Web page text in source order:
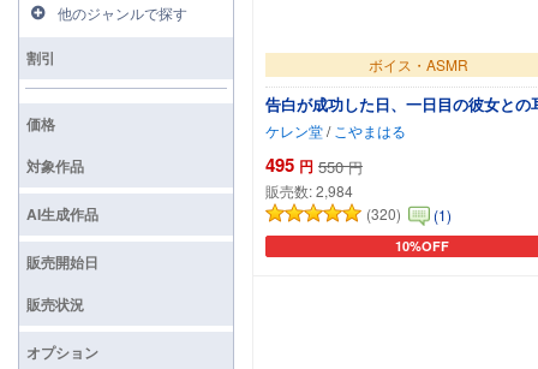
ボイス・ASMR
告白が成功した日、一日目の彼女との
ケレン堂/ こやまはる
495 円 550 円
販売数:2,984
(320)
(1)
10%OFF
カートに追加
他のジャンルで探す
割引
価格
対象作品
AI生成作品
販売開始日
販売状況
オプション